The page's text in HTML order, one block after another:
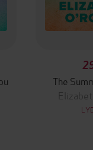
The